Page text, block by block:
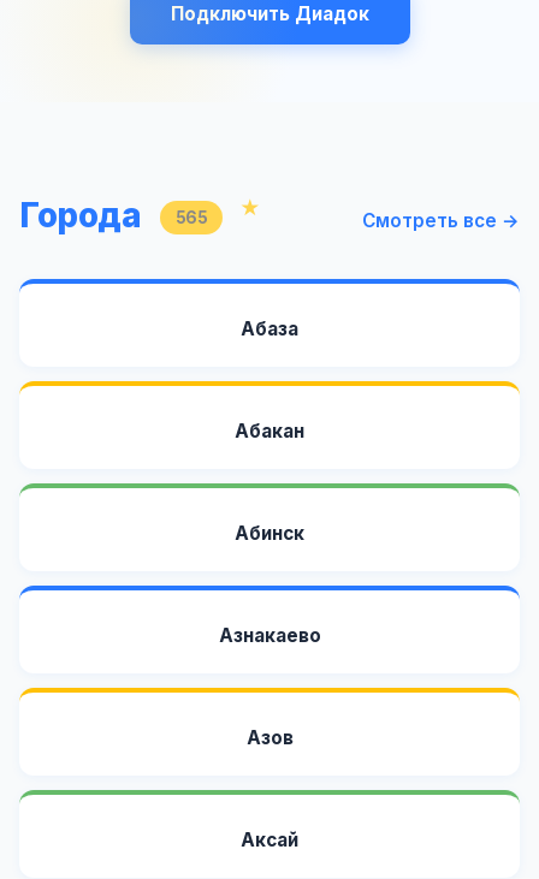
Подключить Диадок
Города 565 Смотреть все →
Абаза
Абакан
Абинск
Азнакаево
Азов
Аксай